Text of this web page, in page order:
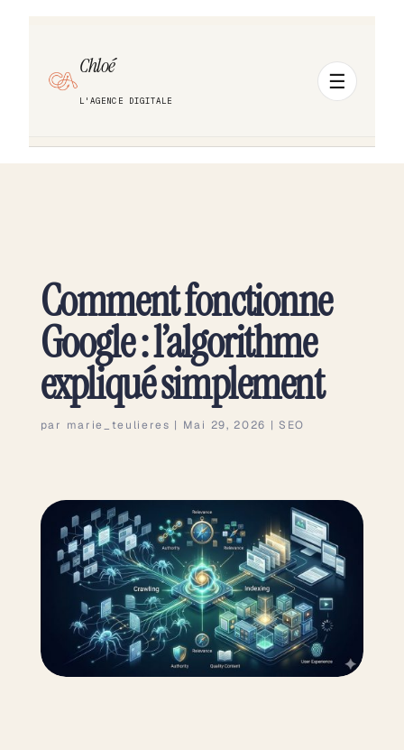
Chloé
L'AGENCE DIGITALE
Comment fonctionne
Google : l’algorithme
expliqué simplement
par marie_teulieres | Mai 29, 2026 | SEO